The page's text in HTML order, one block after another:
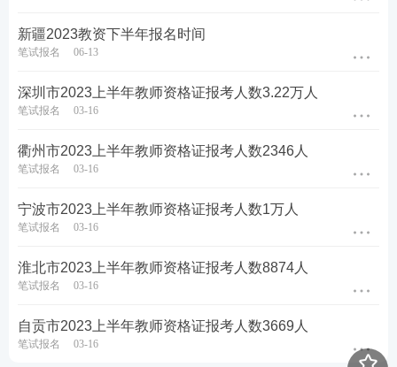
新疆2023教资下半年报名时间
笔试报名 06-13
深圳市2023上半年教师资格证报考人数3.22万人
笔试报名 03-16
衢州市2023上半年教师资格证报考人数2346人
笔试报名 03-16
宁波市2023上半年教师资格证报考人数1万人
笔试报名 03-16
淮北市2023上半年教师资格证报考人数8874人
笔试报名 03-16
自贡市2023上半年教师资格证报考人数3669人
笔试报名 03-16